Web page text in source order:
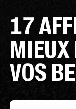
17
MIEUX
VOS